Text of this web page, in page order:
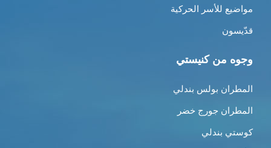
مواضيع للأسر الحركية
قدّيسون
وجوه من كنيستي
المطران بولس بندلي
المطران جورج خضر
كوستي بندلي